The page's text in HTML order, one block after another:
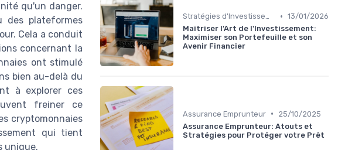
qu'un danger.
des plateformes
Cela a conduit
concernant la
ont stimulé
bien au-delà du
à explorer ces
freiner ce
cryptomonnaies
qui tient
unique.
Stratégies d'Investissement en Bourse • 13/01/2026
Maîtriser l'Art de l'Investissement:
Maximiser son Portefeuille et son
Avenir Financier
Assurance Emprunteur •
25/10/2025
Assurance Emprunteur: Atouts et
Stratégies pour Protéger votre Prêt